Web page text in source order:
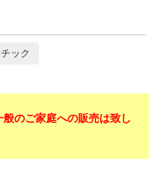
ック
のご家庭への販売は致し